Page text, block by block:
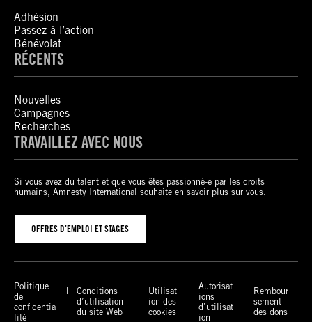
Adhésion
Passez à l’action
Bénévolat
RÉCENTS
Nouvelles
Campagnes
Recherches
TRAVAILLEZ AVEC NOUS
Si vous avez du talent et que vous êtes passionné-e par les droits
humains, Amnesty International souhaite en savoir plus sur vous.
OFFRES D’EMPLOI ET STAGES
Politique
de
confidentia
lité
Conditions
d’utilisation
du site Web
Utilisat
ion des
cookies
Autorisat
ions
d’utilisat
ion
Rembour
sement
des dons